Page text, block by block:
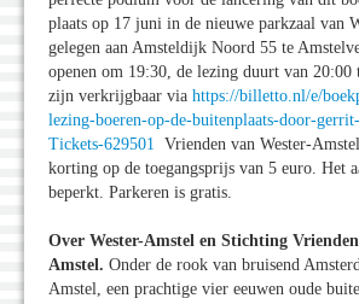
plaats op 17 juni in de nieuwe parkzaal van
gelegen aan Amsteldijk Noord 55 te
openen om 19:30, de lezing duurt van 20:00
zijn verkrijgbaar via https://billetto.nl/e/
lezing-boeren-op-de-buitenplaats-door-
Tickets-629501 Vrienden van Wester-
korting op de toegangsprijs van 5 euro. Het
beperkt. Parkeren is gratis.
Over Wester-Amstel en Stichting
Amstel. Onder de rook van bruisend
Amstel, een prachtige vier eeuwen oude